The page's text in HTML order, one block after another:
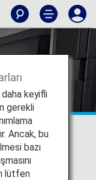
daha keyifli
gerekli
Ancak, bu
bazı
lütfen